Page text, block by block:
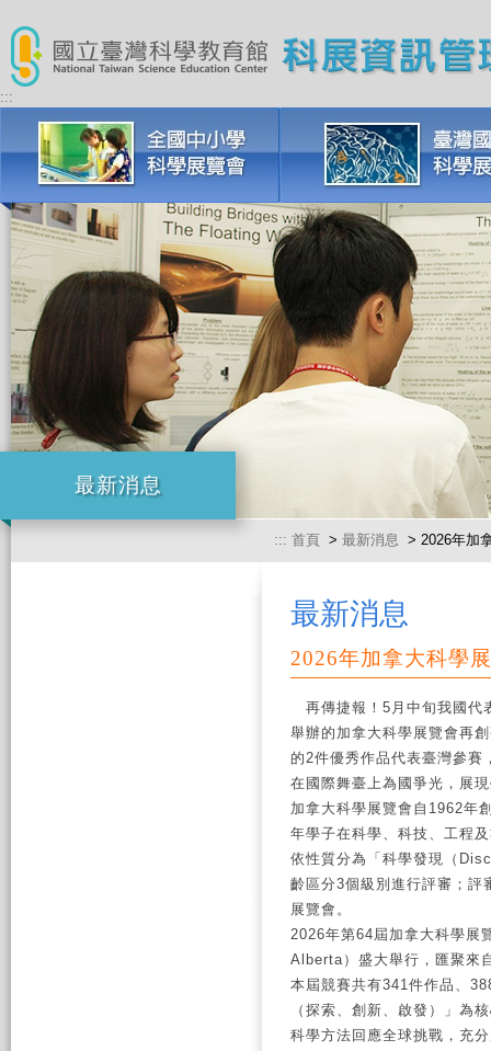
:::
最新消息
::: 首頁 > 最新消息 > 2026年加
最新消息
2026年加拿大科學
再傳捷報！5月中旬我國代
舉辦的加拿大科學展覽會再
的2件優秀作品代表臺灣參賽
在國際舞臺上為國爭光，展
加拿大科學展覽會自1962年
年學子在科學、科技、工程
依性質分為「科學發現（
齡區分3個級別進行評審；評
展覽會。
2026年第64屆加拿大科學展
Alberta）盛大舉行，匯聚來
本屆競賽共有341件作品、
（探索、創新、啟發）」為
科學方法回應全球挑戰，充